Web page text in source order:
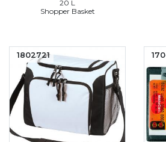
20 L
Shopper Basket
1802721